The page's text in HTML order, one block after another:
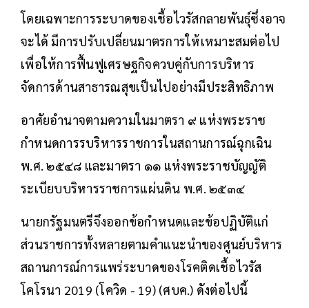
โดยเฉพาะการระบาดของเชื้อไวรัสกลายพันธุ์ซึ่งอาจ
จะได้ มีการปรับเปลี่ยนมาตรการให้เหมาะสมต่อไป
เพื่อให้การฟื้นฟูเศรษฐกิจควบคู่กับการบริหาร
จัดการด้านสาธารณสุขเป็นไปอย่างมีประสิทธิภาพ
อาศัยอำนาจตามความในมาตรา ๙ แห่งพระราช
กำหนดการรบริหารราชการในสถานการณ์ฉุกเฉิน
พ.ศ. ๒๕๔๘ และมาตรา ๑๑ แห่งพระราชบัญญัติ
ระเบียบบริหารราชการแผ่นดิน พ.ศ. ๒๕๓๔
นายกรัฐมนตรีจึงออกข้อกำหนดและข้อปฏิบัติแก่
ส่วนราชการทั้งหลายตามคำแนะนำของศูนย์บริหาร
สถานการณ์การแพร่ระบาดของโรคติดเชื้อไวรัส
โคโรนา 2019 (โควิด - 19) (ศบค.) ดังต่อไปนี้